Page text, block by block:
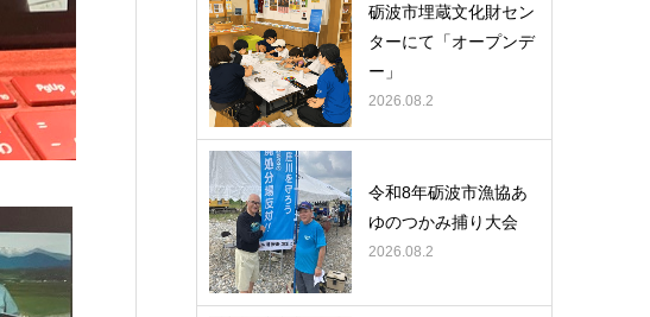
砺波市埋蔵文化財セン
ターにて「オープンデ
ー」
2026.08.2
令和8年砺波市漁協あ
ゆのつかみ捕り大会
2026.08.2